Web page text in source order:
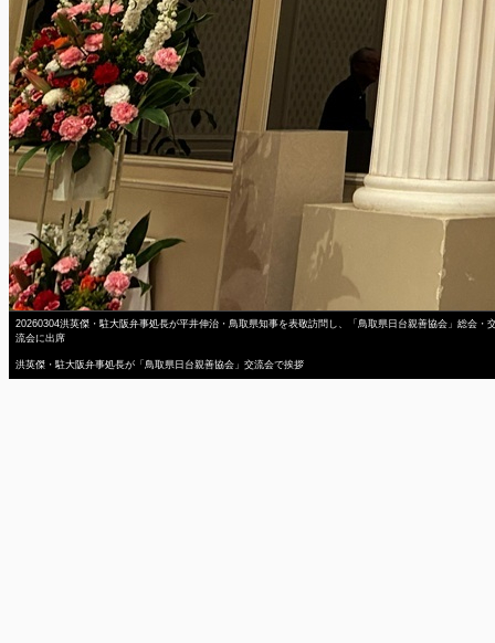
20260304洪英傑・駐大阪弁事処長が平井伸治・鳥取県知事を表敬訪問し、「鳥取県日台親善協会」総会・
流会に出席
洪英傑・駐大阪弁事処長が「鳥取県日台親善協会」交流会で挨拶